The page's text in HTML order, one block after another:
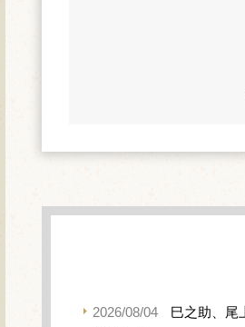
2026/08/04
巳之助、尾